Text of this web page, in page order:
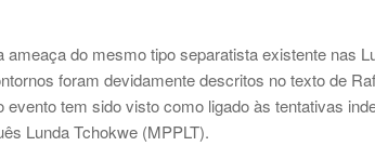
ameaça do mesmo tipo separatista existente nas
foram devidamente descritos no texto de
tem sido visto como ligado às tentativas
Lunda Tchokwe (MPPLT).